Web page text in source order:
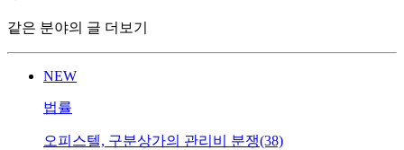
같은 분야의 글 더보기
NEW
법률
오피스텔, 구분상가의 관리비 분쟁(38)